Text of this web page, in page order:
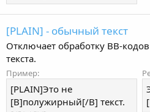
[PLAIN] - обычный текст
Отключает обработку BB-
текста.
Пример:
[PLAIN]Это не
[B]полужирный[/B] текст.